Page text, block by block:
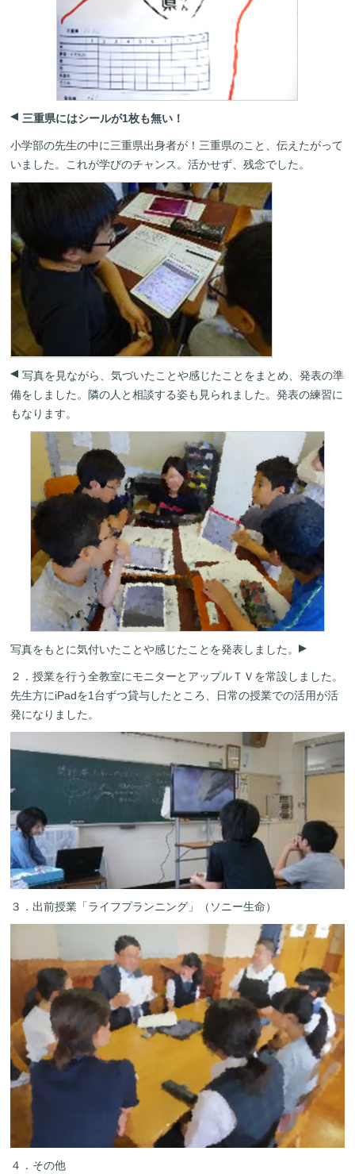
三重県にはシールが1枚も無い！
小学部の先生の中に三重県出身者が！三重県のこと、伝えたがって
いました。これが学びのチャンス。活かせず、残念でした。
写真を見ながら、気づいたことや感じたことをまとめ、発表の準
備をしました。隣の人と相談する姿も見られました。発表の練習に
もなります。
写真をもとに気付いたことや感じたことを発表しました。
２．授業を行う全教室にモニターとアップルＴＶを常設しました。
先生方にiPadを1台ずつ貸与したところ、日常の授業での活用が活
発になりました。
３．出前授業「ライフプランニング」（ソニー生命）
４．その他